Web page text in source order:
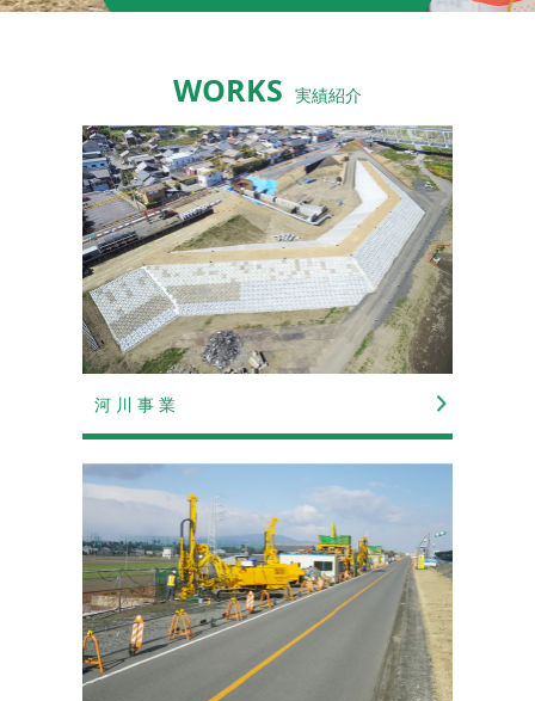
賞】
表彰」を受賞 】
ニュースリリース
2023-01-27
【令和３年度 木曽川下流河川整備工事にて
現場見学会を開催しました♪】
ニュースリリース
2022-10-28
【岐阜労働局 「新はつらつ職場づくり宣
言」登録証の贈呈式】
表彰
2022-09-14
【岐阜県西濃農林事務所「令和４年度 農政
部優良工事表彰」を受賞】
2022-08-03
【国土交通省 中部地方整備局 令和４年度
表彰
2022-08-03
【国土交通省 中部地方整備局 木曽川上流河
川事務所「2022年度 優良工事表彰・優良工
事技術者表彰」を受賞】
ニュースリリース
2022-02-04
【建設通信新聞にて建設ICT推進現場として
紹介されました♪】
ニュースリリース
2021-12-23
【国土交通省 中部地方整備局の令和３年の
優良工事として紹介されました♪】
WORKS 実績紹介
河 川 事 業